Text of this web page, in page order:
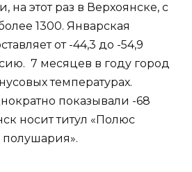
на этот раз в Верхоянске, с
1300. Январская
от -44,3 до -54,9
7 месяцев в году город
температурах.
показывали -68
носит титул «Полюс
полушария».